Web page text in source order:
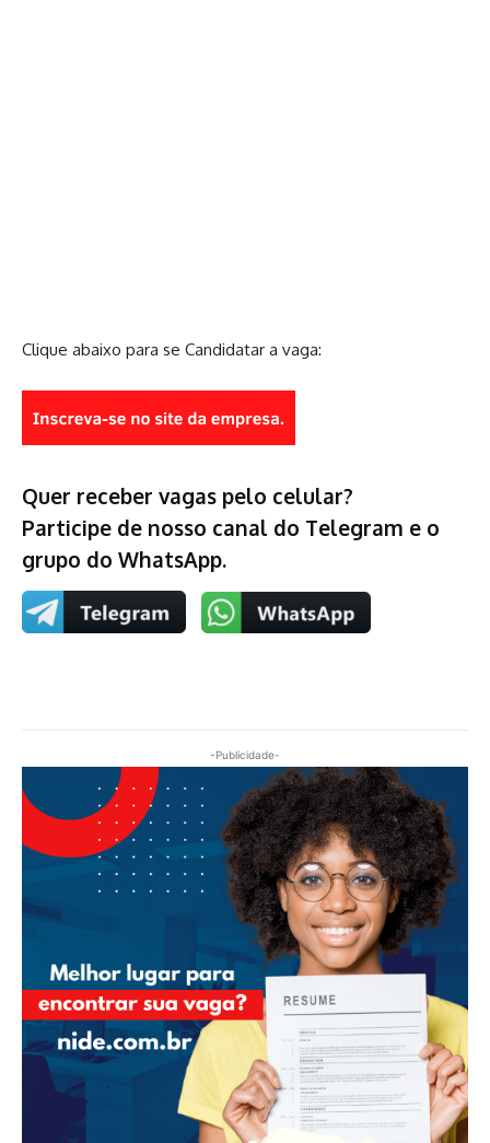
Clique abaixo para se Candidatar a vaga:
Quer receber vagas pelo celular?
Participe de nosso canal do Telegram e o
grupo do WhatsApp.
-Publicidade-